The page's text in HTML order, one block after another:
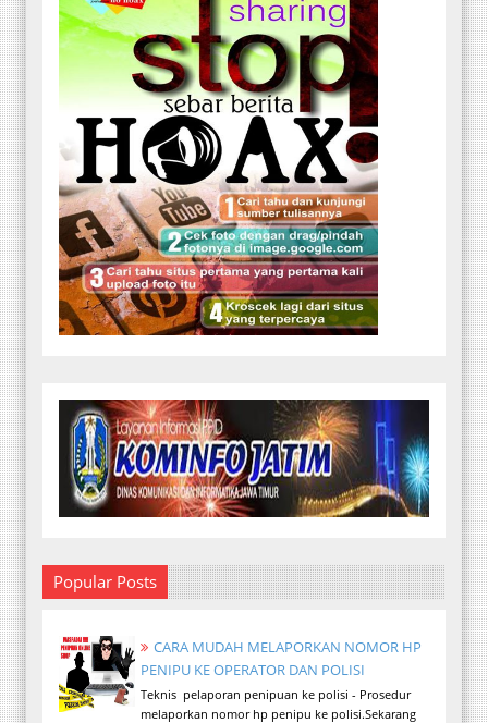
Popular Posts
CARA MUDAH MELAPORKAN NOMOR HP
PENIPU KE OPERATOR DAN POLISI
Teknis pelaporan penipuan ke polisi - Prosedur
melaporkan nomor hp penipu ke polisi.Sekarang